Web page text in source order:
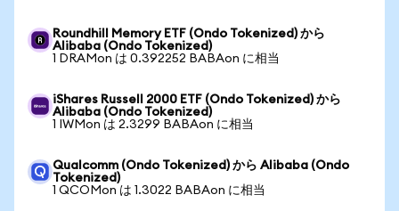
Roundhill Memory ETF (Ondo Tokenized) から
Alibaba (Ondo Tokenized)
1 DRAMon は 0.392252 BABAon に相当
iShares Russell 2000 ETF (Ondo Tokenized) から
Alibaba (Ondo Tokenized)
1 IWMon は 2.3299 BABAon に相当
Qualcomm (Ondo Tokenized) から Alibaba (Ondo
Tokenized)
1 QCOMon は 1.3022 BABAon に相当